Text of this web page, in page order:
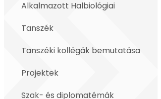
Alkalmazott Halbiológiai
Tanszék
Tanszéki kollégák bemutatása
Projektek
Szak- és diplomatémák